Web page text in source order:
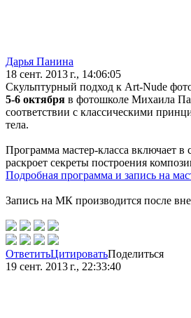
Дарья Панина
18 сент. 2013 г., 14:06:05
Скульптурный подход к Art-Nude
5-6 октября в фотошколе Михаила
соответствии с классическими
тела.
Программа мастер-класса включает в
раскроет секреты построения
Подробная программа и запись на
Запись на МК производится после
ОтветитьЦитироватьПоделиться
19 сент. 2013 г., 22:33:40